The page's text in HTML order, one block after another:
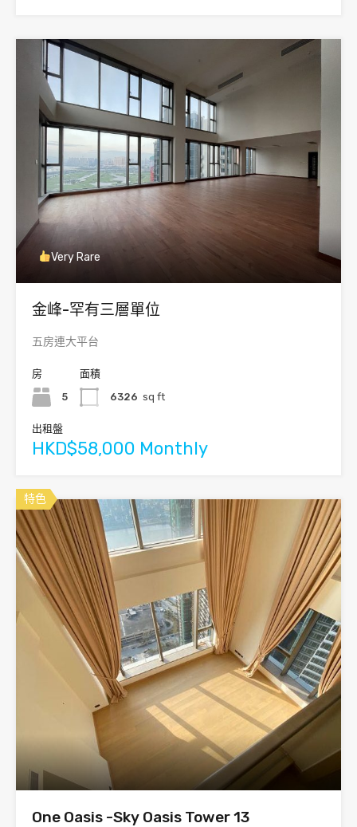
Very Rare
金峰-罕有三層單位
五房連大平台
房
5
面積
6326 sq ft
出租盤
HKD$58,000 Monthly
特色
One Oasis -Sky Oasis Tower 13